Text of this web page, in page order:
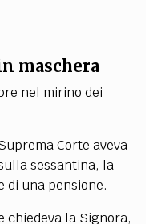
maschera
nel mirino dei
Corte aveva
sessantina, la
di una pensione.
chiedeva la Signora,